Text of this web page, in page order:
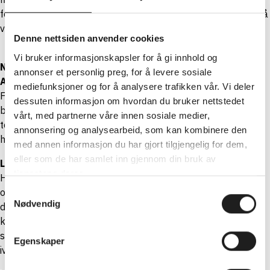
Denne nettsiden anvender cookies
Vi bruker informasjonskapsler for å gi innhold og
annonser et personlig preg, for å levere sosiale
mediefunksjoner og for å analysere trafikken vår. Vi deler
dessuten informasjon om hvordan du bruker nettstedet
vårt, med partnerne våre innen sosiale medier,
annonsering og analysearbeid, som kan kombinere den
med annen informasjon du har gjort tilgjengelig for dem,
eller som de har samlet inn gjennom din bruk av
tjenestene deres.
Samtykkevalg
Nødvendig
Egenskaper
ferie – som medlem får du nemlig noen soleklare fordeler på
veien!
Ny bil til sommerferien? Nå er det mye å spare hos
Autoplan!
Frem til 15. juli får du nå kr. 30.000 i innbytte ved kjøp av
brukt bensin-, diesel,- eller hybridbil. Et stort utvalg NAF-
testede biler er klare for levering. Velkommen til en trygg
handel hos Autoplan!
Leiebil til en fast god pris med Hertz
Hertz sikrer deg som velger sommerferie på hjul, leiebil på
over 10.000 steder i over 145 land! Som Fordel-medlem får
du alltid 10% rabatt på leiebil og bistand fra norske
kundebehandlere når du trenger det. Føl deg trygg på veien i
sommer, med noen gode fordeler i reiseveska – hos Hertz
ivaretas du av 100 års erfaring innen bilutleie.